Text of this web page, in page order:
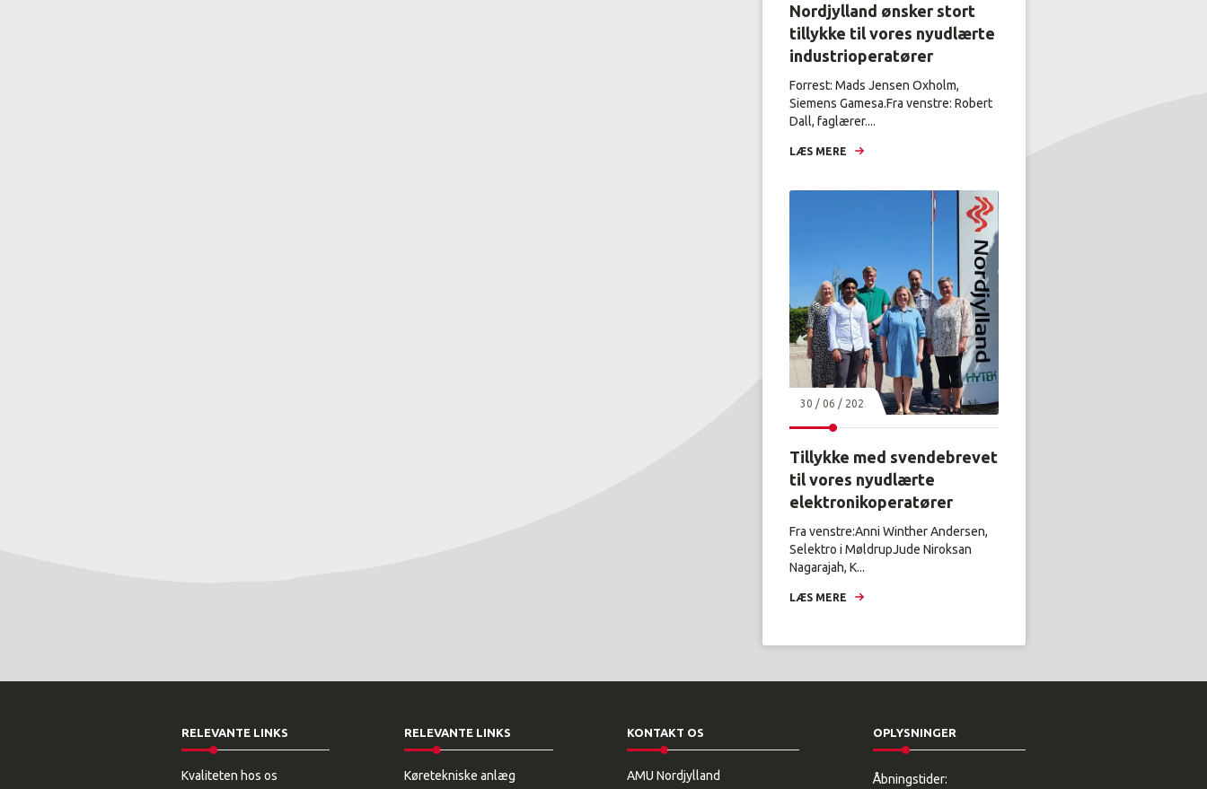
Nordjylland ønsker stort
tillykke til vores nyudlærte
industrioperatører
Forrest: Mads Jensen Oxholm,
Siemens Gamesa.Fra venstre: Robert
Dall, faglærer....
LÆS MERE
30 / 06 / 2026
Tillykke med svendebrevet
til vores nyudlærte
elektronikoperatører
Fra venstre:Anni Winther Andersen,
Selektro i MøldrupJude Niroksan
Nagarajah, K...
LÆS MERE
RELEVANTE LINKS
Kvaliteten hos os
RELEVANTE LINKS
Køretekniske anlæg
KONTAKT OS
AMU Nordjylland
OPLYSNINGER
Åbningstider: